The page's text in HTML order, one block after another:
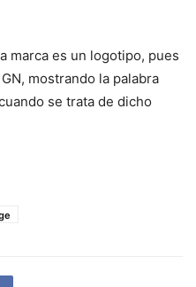
marca es un logotipo, pues
mostrando la palabra
se trata de dicho